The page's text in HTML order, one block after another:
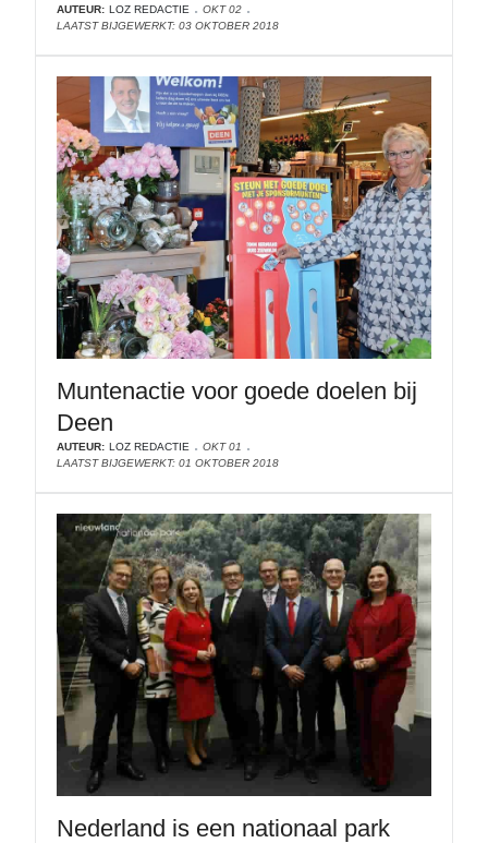
AUTEUR: LOZ REDACTIE
OKT 02
LAATST BIJGEWERKT: 03 OKTOBER 2018
Muntenactie voor goede doelen bij
Deen
AUTEUR: LOZ REDACTIE
OKT 01
LAATST BIJGEWERKT: 01 OKTOBER 2018
Nederland is een nationaal park